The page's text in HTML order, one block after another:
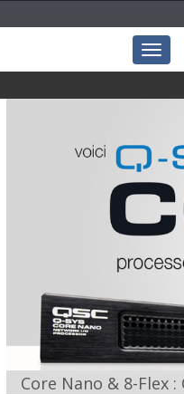
Core Nano & 8-Flex